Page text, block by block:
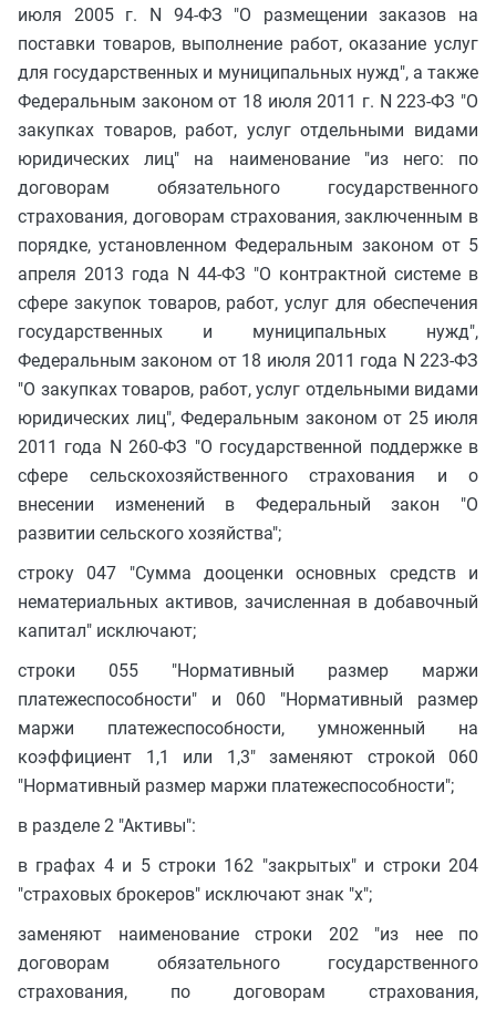
июля 2005 г. N 94-ФЗ "О размещении заказов на
поставки товаров, выполнение работ, оказание услуг
для государственных и муниципальных нужд", а также
Федеральным законом от 18 июля 2011 г. N 223-ФЗ "О
закупках товаров, работ, услуг отдельными видами
юридических лиц" на наименование "из него: по
договорам обязательного государственного
страхования, договорам страхования, заключенным в
порядке, установленном Федеральным законом от 5
апреля 2013 года N 44-ФЗ "О контрактной системе в
сфере закупок товаров, работ, услуг для обеспечения
государственных и муниципальных нужд",
Федеральным законом от 18 июля 2011 года N 223-ФЗ
"О закупках товаров, работ, услуг отдельными видами
юридических лиц", Федеральным законом от 25 июля
2011 года N 260-ФЗ "О государственной поддержке в
сфере сельскохозяйственного страхования и о
внесении изменений в Федеральный закон "О
развитии сельского хозяйства";
строку 047 "Сумма дооценки основных средств и
нематериальных активов, зачисленная в добавочный
капитал" исключают;
строки 055 "Нормативный размер маржи
платежеспособности" и 060 "Нормативный размер
маржи платежеспособности, умноженный на
коэффициент 1,1 или 1,3" заменяют строкой 060
"Нормативный размер маржи платежеспособности";
в разделе 2 "Активы":
в графах 4 и 5 строки 162 "закрытых" и строки 204
"страховых брокеров" исключают знак "x";
заменяют наименование строки 202 "из нее по
договорам обязательного государственного
страхования, по договорам страхования,